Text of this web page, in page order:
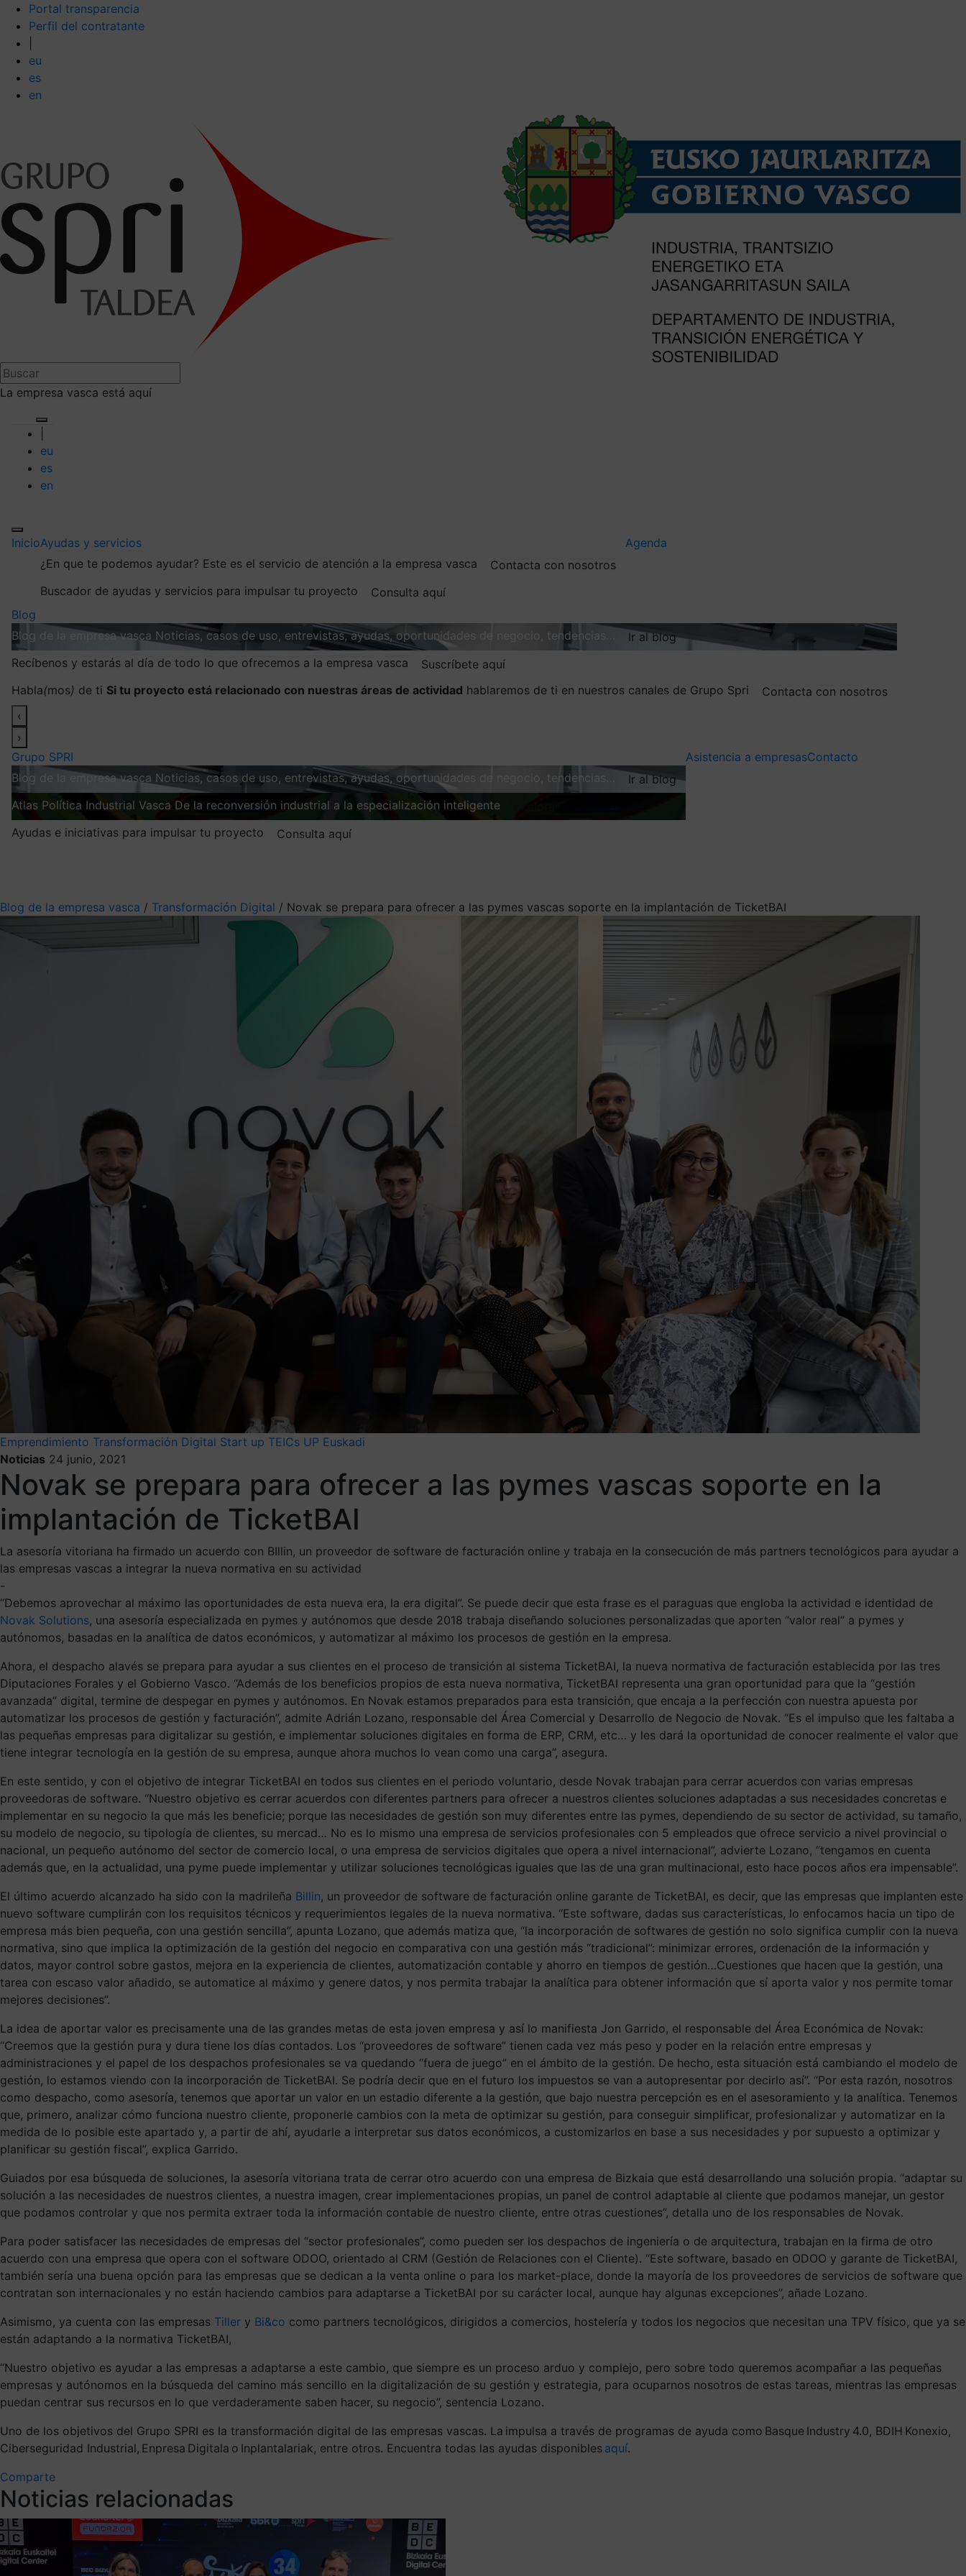
Portal transparencia
Perfil del contratante
eu
es
en
La empresa vasca está aquí
eu
es
en
InicioAyudas y servicios
¿En que te podemos ayudar? Este es el servicio de atención a la empresa vasca
Contacta con nosotros
Buscador de ayudas y servicios para impulsar tu proyecto
Consulta aquí
Agenda
Blog
Blog de la empresa vasca Noticias, casos de uso, entrevistas, ayudas, oportunidades de negocio, tendencias…
Ir al blog
Recíbenos y estarás al día de todo lo que ofrecemos a la empresa vasca
Suscríbete aquí
Habla(mos) de ti Si tu proyecto está relacionado con nuestras áreas de actividad hablaremos de ti en nuestros canales de Grupo Spri
Contacta con nosotros
‹
›
Grupo SPRI
Blog de la empresa vasca Noticias, casos de uso, entrevistas, ayudas, oportunidades de negocio, tendencias…
Ir al blog
Atlas Política Industrial Vasca De la reconversión industrial a la especialización inteligente
Ayudas e iniciativas para impulsar tu proyecto
Consulta aquí
Asistencia a empresasContacto
Blog de la empresa vasca / Transformación Digital / Novak se prepara para ofrecer a las pymes vascas soporte en la implantación de TicketBAI
Emprendimiento Transformación Digital Start up TEICs UP Euskadi
Noticias 24 junio, 2021
Novak se prepara para ofrecer a las pymes vascas soporte en la
implantación de TicketBAI
La asesoría vitoriana ha firmado un acuerdo con BIllin, un proveedor de software de facturación online y trabaja en la consecución de más partners tecnológicos para ayudar a
las empresas vascas a integrar la nueva normativa en su actividad
-
“Debemos aprovechar al máximo las oportunidades de esta nueva era, la era digital”. Se puede decir que esta frase es el paraguas que engloba la actividad e identidad de
Novak Solutions, una asesoría especializada en pymes y autónomos que desde 2018 trabaja diseñando soluciones personalizadas que aporten “valor real” a pymes y
autónomos, basadas en la analítica de datos económicos, y automatizar al máximo los procesos de gestión en la empresa.
Ahora, el despacho alavés se prepara para ayudar a sus clientes en el proceso de transición al sistema TicketBAI, la nueva normativa de facturación establecida por las tres
Diputaciones Forales y el Gobierno Vasco. “Además de los beneficios propios de esta nueva normativa, TicketBAI representa una gran oportunidad para que la “gestión
avanzada” digital, termine de despegar en pymes y autónomos. En Novak estamos preparados para esta transición, que encaja a la perfección con nuestra apuesta por
automatizar los procesos de gestión y facturación”, admite Adrián Lozano, responsable del Área Comercial y Desarrollo de Negocio de Novak. “Es el impulso que les faltaba a
las pequeñas empresas para digitalizar su gestión, e implementar soluciones digitales en forma de ERP, CRM, etc… y les dará la oportunidad de conocer realmente el valor que
tiene integrar tecnología en la gestión de su empresa, aunque ahora muchos lo vean como una carga”, asegura.
En este sentido, y con el objetivo de integrar TicketBAI en todos sus clientes en el periodo voluntario, desde Novak trabajan para cerrar acuerdos con varias empresas
proveedoras de software. “Nuestro objetivo es cerrar acuerdos con diferentes partners para ofrecer a nuestros clientes soluciones adaptadas a sus necesidades concretas e
implementar en su negocio la que más les beneficie; porque las necesidades de gestión son muy diferentes entre las pymes, dependiendo de su sector de actividad, su tamaño,
su modelo de negocio, su tipología de clientes, su mercad… No es lo mismo una empresa de servicios profesionales con 5 empleados que ofrece servicio a nivel provincial o
nacional, un pequeño autónomo del sector de comercio local, o una empresa de servicios digitales que opera a nivel internacional”, advierte Lozano, “tengamos en cuenta
además que, en la actualidad, una pyme puede implementar y utilizar soluciones tecnológicas iguales que las de una gran multinacional, esto hace pocos años era impensable”.
El último acuerdo alcanzado ha sido con la madrileña Billin, un proveedor de software de facturación online garante de TicketBAI, es decir, que las empresas que implanten este
nuevo software cumplirán con los requisitos técnicos y requerimientos legales de la nueva normativa. “Este software, dadas sus características, lo enfocamos hacia un tipo de
empresa más bien pequeña, con una gestión sencilla”, apunta Lozano, que además matiza que, “la incorporación de softwares de gestión no solo significa cumplir con la nueva
normativa, sino que implica la optimización de la gestión del negocio en comparativa con una gestión más “tradicional”: minimizar errores, ordenación de la información y
datos, mayor control sobre gastos, mejora en la experiencia de clientes, automatización contable y ahorro en tiempos de gestión…Cuestiones que hacen que la gestión, una
tarea con escaso valor añadido, se automatice al máximo y genere datos, y nos permita trabajar la analítica para obtener información que sí aporta valor y nos permite tomar
mejores decisiones”.
La idea de aportar valor es precisamente una de las grandes metas de esta joven empresa y así lo manifiesta Jon Garrido, el responsable del Área Económica de Novak:
“Creemos que la gestión pura y dura tiene los días contados. Los “proveedores de software” tienen cada vez más peso y poder en la relación entre empresas y
administraciones y el papel de los despachos profesionales se va quedando “fuera de juego” en el ámbito de la gestión. De hecho, esta situación está cambiando el modelo de
gestión, lo estamos viendo con la incorporación de TicketBAI. Se podría decir que en el futuro los impuestos se van a autopresentar por decirlo así”. “Por esta razón, nosotros
como despacho, como asesoría, tenemos que aportar un valor en un estadio diferente a la gestión, que bajo nuestra percepción es en el asesoramiento y la analítica. Tenemos
que, primero, analizar cómo funciona nuestro cliente, proponerle cambios con la meta de optimizar su gestión, para conseguir simplificar, profesionalizar y automatizar en la
medida de lo posible este apartado y, a partir de ahí, ayudarle a interpretar sus datos económicos, a customizarlos en base a sus necesidades y por supuesto a optimizar y
planificar su gestión fiscal”, explica Garrido.
Guiados por esa búsqueda de soluciones, la asesoría vitoriana trata de cerrar otro acuerdo con una empresa de Bizkaia que está desarrollando una solución propia. “adaptar su
solución a las necesidades de nuestros clientes, a nuestra imagen, crear implementaciones propias, un panel de control adaptable al cliente que podamos manejar, un gestor
que podamos controlar y que nos permita extraer toda la información contable de nuestro cliente, entre otras cuestiones”, detalla uno de los responsables de Novak.
Para poder satisfacer las necesidades de empresas del “sector profesionales”, como pueden ser los despachos de ingeniería o de arquitectura, trabajan en la firma de otro
acuerdo con una empresa que opera con el software ODOO, orientado al CRM (Gestión de Relaciones con el Cliente). “Este software, basado en ODOO y garante de TicketBAI,
también sería una buena opción para las empresas que se dedican a la venta online o para los market-place, donde la mayoría de los proveedores de servicios de software que
contratan son internacionales y no están haciendo cambios para adaptarse a TicketBAI por su carácter local, aunque hay algunas excepciones”, añade Lozano.
Asimismo, ya cuenta con las empresas Tiller y Bi&co como partners tecnológicos, dirigidos a comercios, hostelería y todos los negocios que necesitan una TPV físico, que ya se
están adaptando a la normativa TicketBAI,
“Nuestro objetivo es ayudar a las empresas a adaptarse a este cambio, que siempre es un proceso arduo y complejo, pero sobre todo queremos acompañar a las pequeñas
empresas y autónomos en la búsqueda del camino más sencillo en la digitalización de su gestión y estrategia, para ocuparnos nosotros de estas tareas, mientras las empresas
puedan centrar sus recursos en lo que verdaderamente saben hacer, su negocio”, sentencia Lozano.
Uno de los objetivos del Grupo SPRI es la transformación digital de las empresas vascas. La impulsa a través de programas de ayuda como Basque Industry 4.0, BDIH Konexio,
Ciberseguridad Industrial, Enpresa Digitala o Inplantalariak, entre otros. Encuentra todas las ayudas disponibles aquí.
Comparte
Noticias relacionadas